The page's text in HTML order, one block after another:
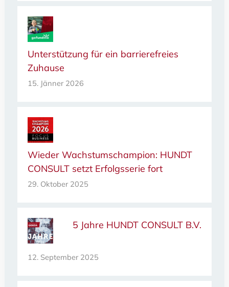
Unterstützung für ein barrierefreies
Zuhause
15. Jänner 2026
Wieder Wachstumschampion: HUNDT
CONSULT setzt Erfolgsserie fort
29. Oktober 2025
5 Jahre HUNDT CONSULT B.V.
12. September 2025